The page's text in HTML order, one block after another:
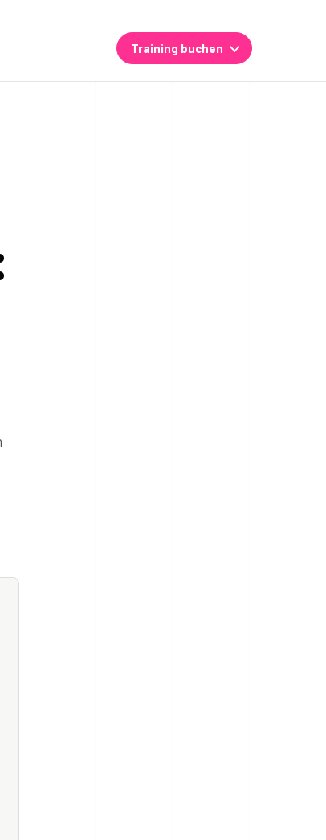
Training buchen